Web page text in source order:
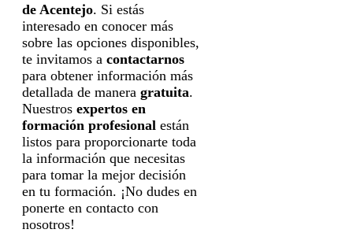
de Acentejo. Si estás
interesado en conocer más
sobre las opciones disponibles,
te invitamos a contactarnos
para obtener información más
detallada de manera gratuita.
Nuestros expertos en
formación profesional están
listos para proporcionarte toda
la información que necesitas
para tomar la mejor decisión
en tu formación. ¡No dudes en
ponerte en contacto con
nosotros!